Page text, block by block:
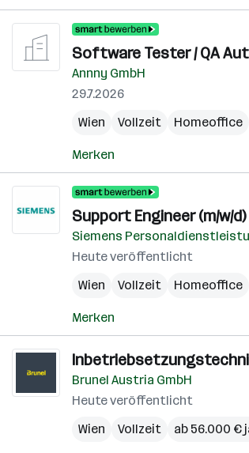
Software Tester / QA
Annny GmbH
29.7.2026
Wien
Vollzeit Homeoffice
Merken
Support Engineer (m/w/
Siemens
Heute veröffentlicht
Wien
Vollzeit Homeoffice
Merken
Brunel Austria GmbH
Heute veröffentlicht
Wien
Vollzeit ab 56.000 €